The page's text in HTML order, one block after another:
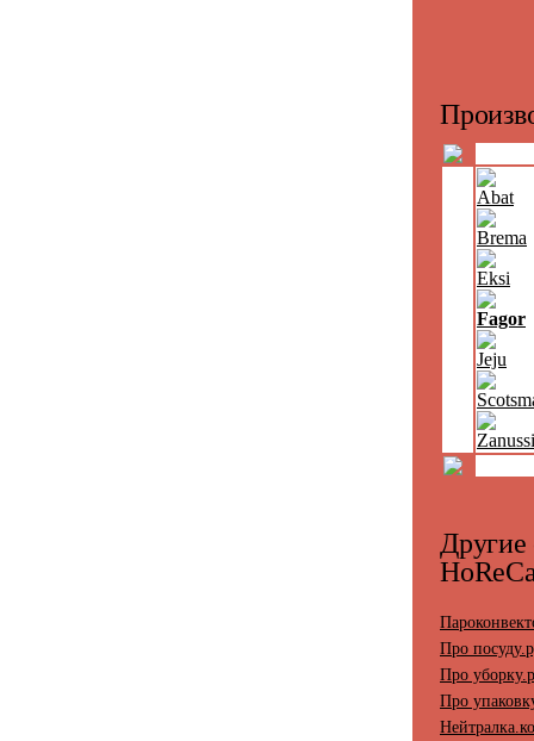
Abat
Brema
Eksi
Fagor
Jeju
Zanussi
Другие
Про
Про
Про